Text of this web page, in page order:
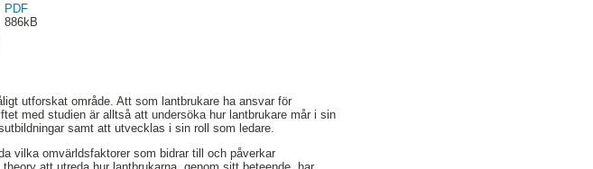
PDF
886kB
utforskat område. Att som lantbrukare ha ansvar för
med studien är alltså att undersöka hur lantbrukare mår i sin
samt att utvecklas i sin roll som ledare.
vilka omvärldsfaktorer som bidrar till och påverkar